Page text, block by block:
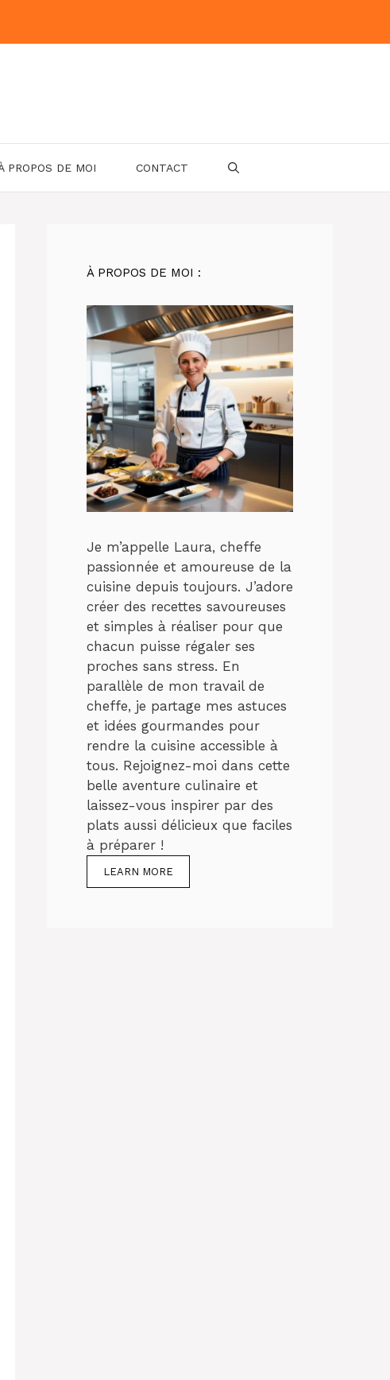
PROPOS DE MOI CONTACT
À PROPOS DE MOI :
Je m’appelle Laura, cheffe
passionnée et amoureuse de la
cuisine depuis toujours. J’adore
créer des recettes savoureuses
et simples à réaliser pour que
chacun puisse régaler ses
proches sans stress. En
parallèle de mon travail de
cheffe, je partage mes astuces
et idées gourmandes pour
rendre la cuisine accessible à
tous. Rejoignez-moi dans cette
belle aventure culinaire et
laissez-vous inspirer par des
plats aussi délicieux que faciles
à préparer !
LEARN MORE